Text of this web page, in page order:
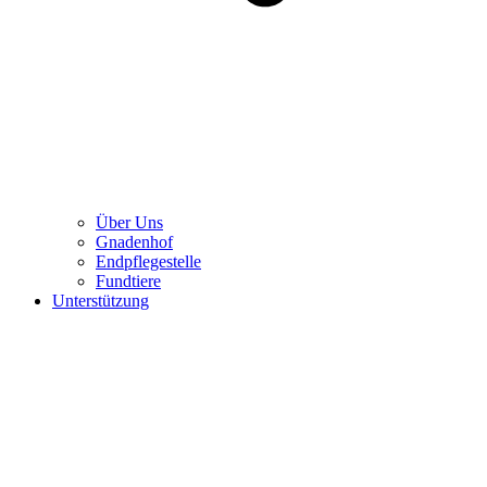
Über Uns
Gnadenhof
Endpflegestelle
Fundtiere
Unterstützung